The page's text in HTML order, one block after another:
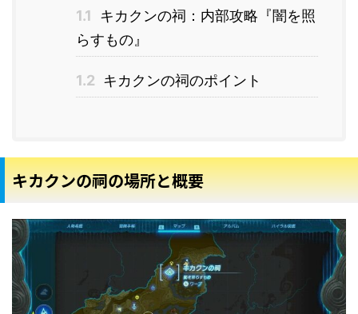
1.1
キカクンの祠：内部攻略『闇を照
らすもの』
1.2 キカクンの祠のポイント
キカクンの祠の場所と概要